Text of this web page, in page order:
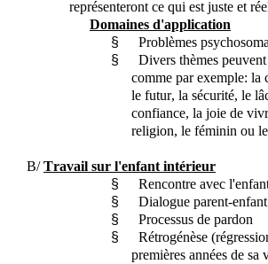
représenteront ce qui est juste et
Domaines d'application
§ Problèmes
§ Divers thèmes peuvent
comme par exemple: la
le futur, la sécurité, le
confiance, la joie de
religion, le féminin ou
B/ Travail sur l'enfant intérieur
§ Rencontre avec
§ Dialogue parent-enfant
§ Processus de pardon
§ Rétrogénèse
premières années de sa